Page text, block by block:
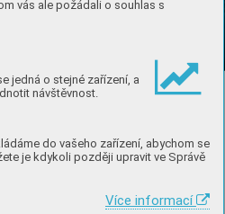
vás ale požádali o souhlas s
jedná o stejné zařízení, a
návštěvnost.
do vašeho zařízení, abychom se
je kdykoli později upravit ve Správě
Více informací